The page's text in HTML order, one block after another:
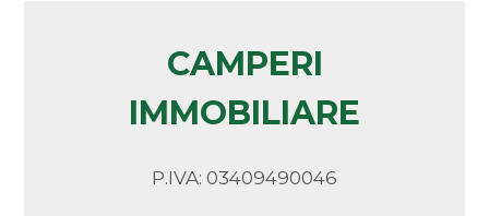
CAMPERI
IMMOBILIARE
P.IVA: 03409490046